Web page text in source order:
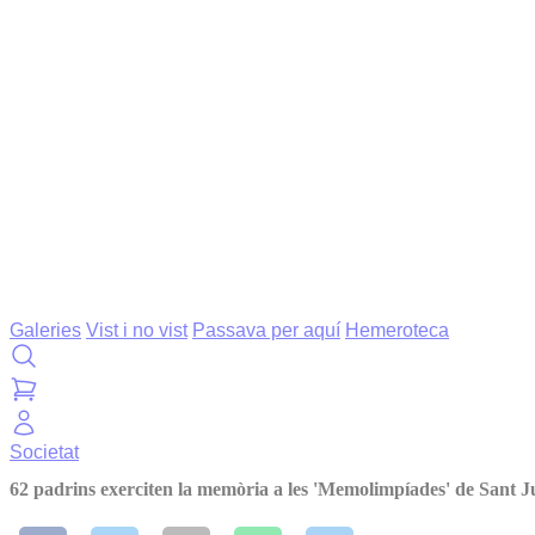
Galeries Vist i no vist Passava per aquí Hemeroteca
Societat
62 padrins exerciten la memòria a les 'Memolimpíades' de Sant